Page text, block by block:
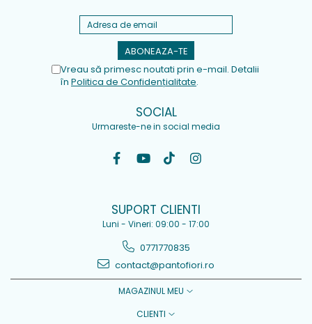
Vreau să primesc noutati prin e-mail. Detalii
în Politica de Confidențialitate.
SOCIAL
Urmareste-ne in social media
SUPORT CLIENTI
Luni - Vineri: 09:00 - 17:00
0771770835
contact@pantofiori.ro
MAGAZINUL MEU
CLIENTI